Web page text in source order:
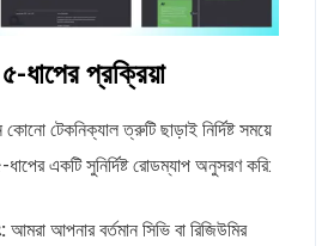
ধাপের প্রক্রিয়া
টেকনিক্যাল ত্রুটি ছাড়াই নির্দিষ্ট সময়ে
একটি সুনির্দিষ্ট রোডম্যাপ অনুসরণ করি:
আমরা আপনার বর্তমান সিভি বা রিজিউমির